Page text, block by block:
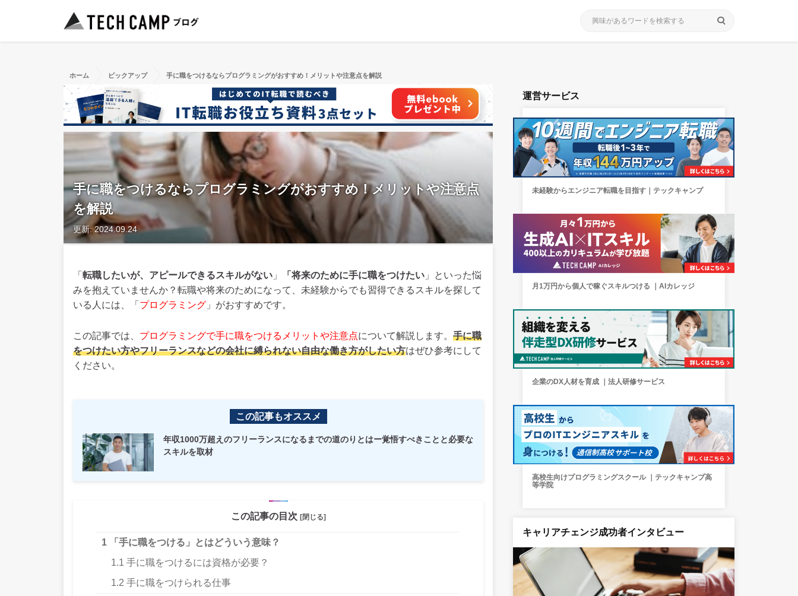
search
ホーム ピックアップ 手に職をつけるならプログラミングがおすすめ！メリットや注意点を解説
手に職をつけるならプログラミングがおすすめ！メリットや注意点
を解説
更新: 2024.09.24
「 転職したいが、アピールできるスキルがない 」 「将来のために手に職をつけたい 」といった悩
みを抱えていませんか？転職や将来のためになって、未経験からでも習得できるスキルを探して
いる人には、「 プログラミング 」がおすすめです。
この記事では、 プログラミングで手に職をつけるメリットや注意点について解説します。 手に職
をつけたい方やフリーランスなどの会社に縛られない自由な働き方がしたい方はぜひ参考にして
ください。
この記事もオススメ
年収1000万超えのフリーランスになるまでの道のりとはー覚悟すべきことと必要な
スキルを取材
この記事の目次 [閉じる]
1 「手に職をつける」とはどういう意味？
1.1 手に職をつけるには資格が必要？
1.2 手に職をつけられる仕事
運営サービス
未経験からエンジニア転職を目指す｜テックキャンプ
月1万円から個人で稼ぐスキルつける ｜AIカレッジ
企業のDX人材を育成 ｜法人研修サービス
高校生向けプログラミングスクール ｜テックキャンプ高
等学院
キャリアチェンジ成功者インタビュー